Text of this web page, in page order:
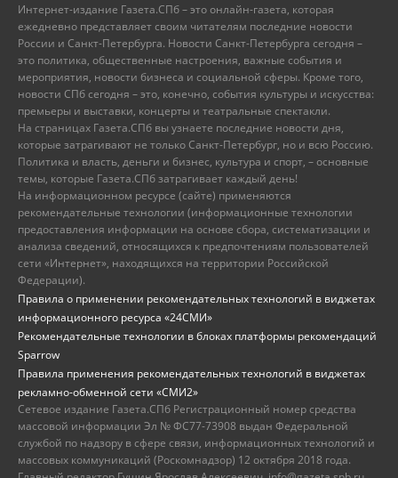
Интернет-издание Газета.СПб – это онлайн-газета, которая
ежедневно представляет своим читателям последние новости
России и Санкт-Петербурга. Новости Санкт-Петербурга сегодня –
это политика, общественные настроения, важные события и
мероприятия, новости бизнеса и социальной сферы. Кроме того,
новости СПб сегодня – это, конечно, события культуры и искусства:
премьеры и выставки, концерты и театральные спектакли.
На страницах Газета.СПб вы узнаете последние новости дня,
которые затрагивают не только Санкт-Петербург, но и всю Россию.
Политика и власть, деньги и бизнес, культура и спорт, – основные
темы, которые Газета.СПб затрагивает каждый день!
На информационном ресурсе (сайте) применяются
рекомендательные технологии (информационные технологии
предоставления информации на основе сбора, систематизации и
анализа сведений, относящихся к предпочтениям пользователей
сети «Интернет», находящихся на территории Российской
Федерации).
Правила о применении рекомендательных технологий в виджетах
информационного ресурса «24СМИ»
Рекомендательные технологии в блоках платформы рекомендаций
Sparrow
Правила применения рекомендательных технологий в виджетах
рекламно-обменной сети «СМИ2»
Сетевое издание Газета.СПб Регистрационный номер средства
массовой информации Эл № ФС77-73908 выдан Федеральной
службой по надзору в сфере связи, информационных технологий и
массовых коммуникаций (Роскомнадзор) 12 октября 2018 года.